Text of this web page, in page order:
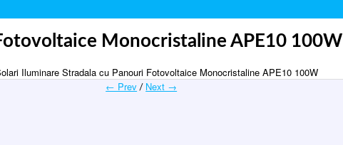
Monocristaline APE10 100W
Iluminare Stradala cu Panouri Fotovoltaice Monocristaline APE10 100W
← Prev / Next →